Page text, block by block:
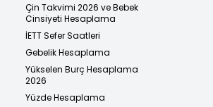
Çin Takvimi 2026 ve Bebek
Cinsiyeti Hesaplama
İETT Sefer Saatleri
Gebelik Hesaplama
Yükselen Burç Hesaplama
2026
Yüzde Hesaplama